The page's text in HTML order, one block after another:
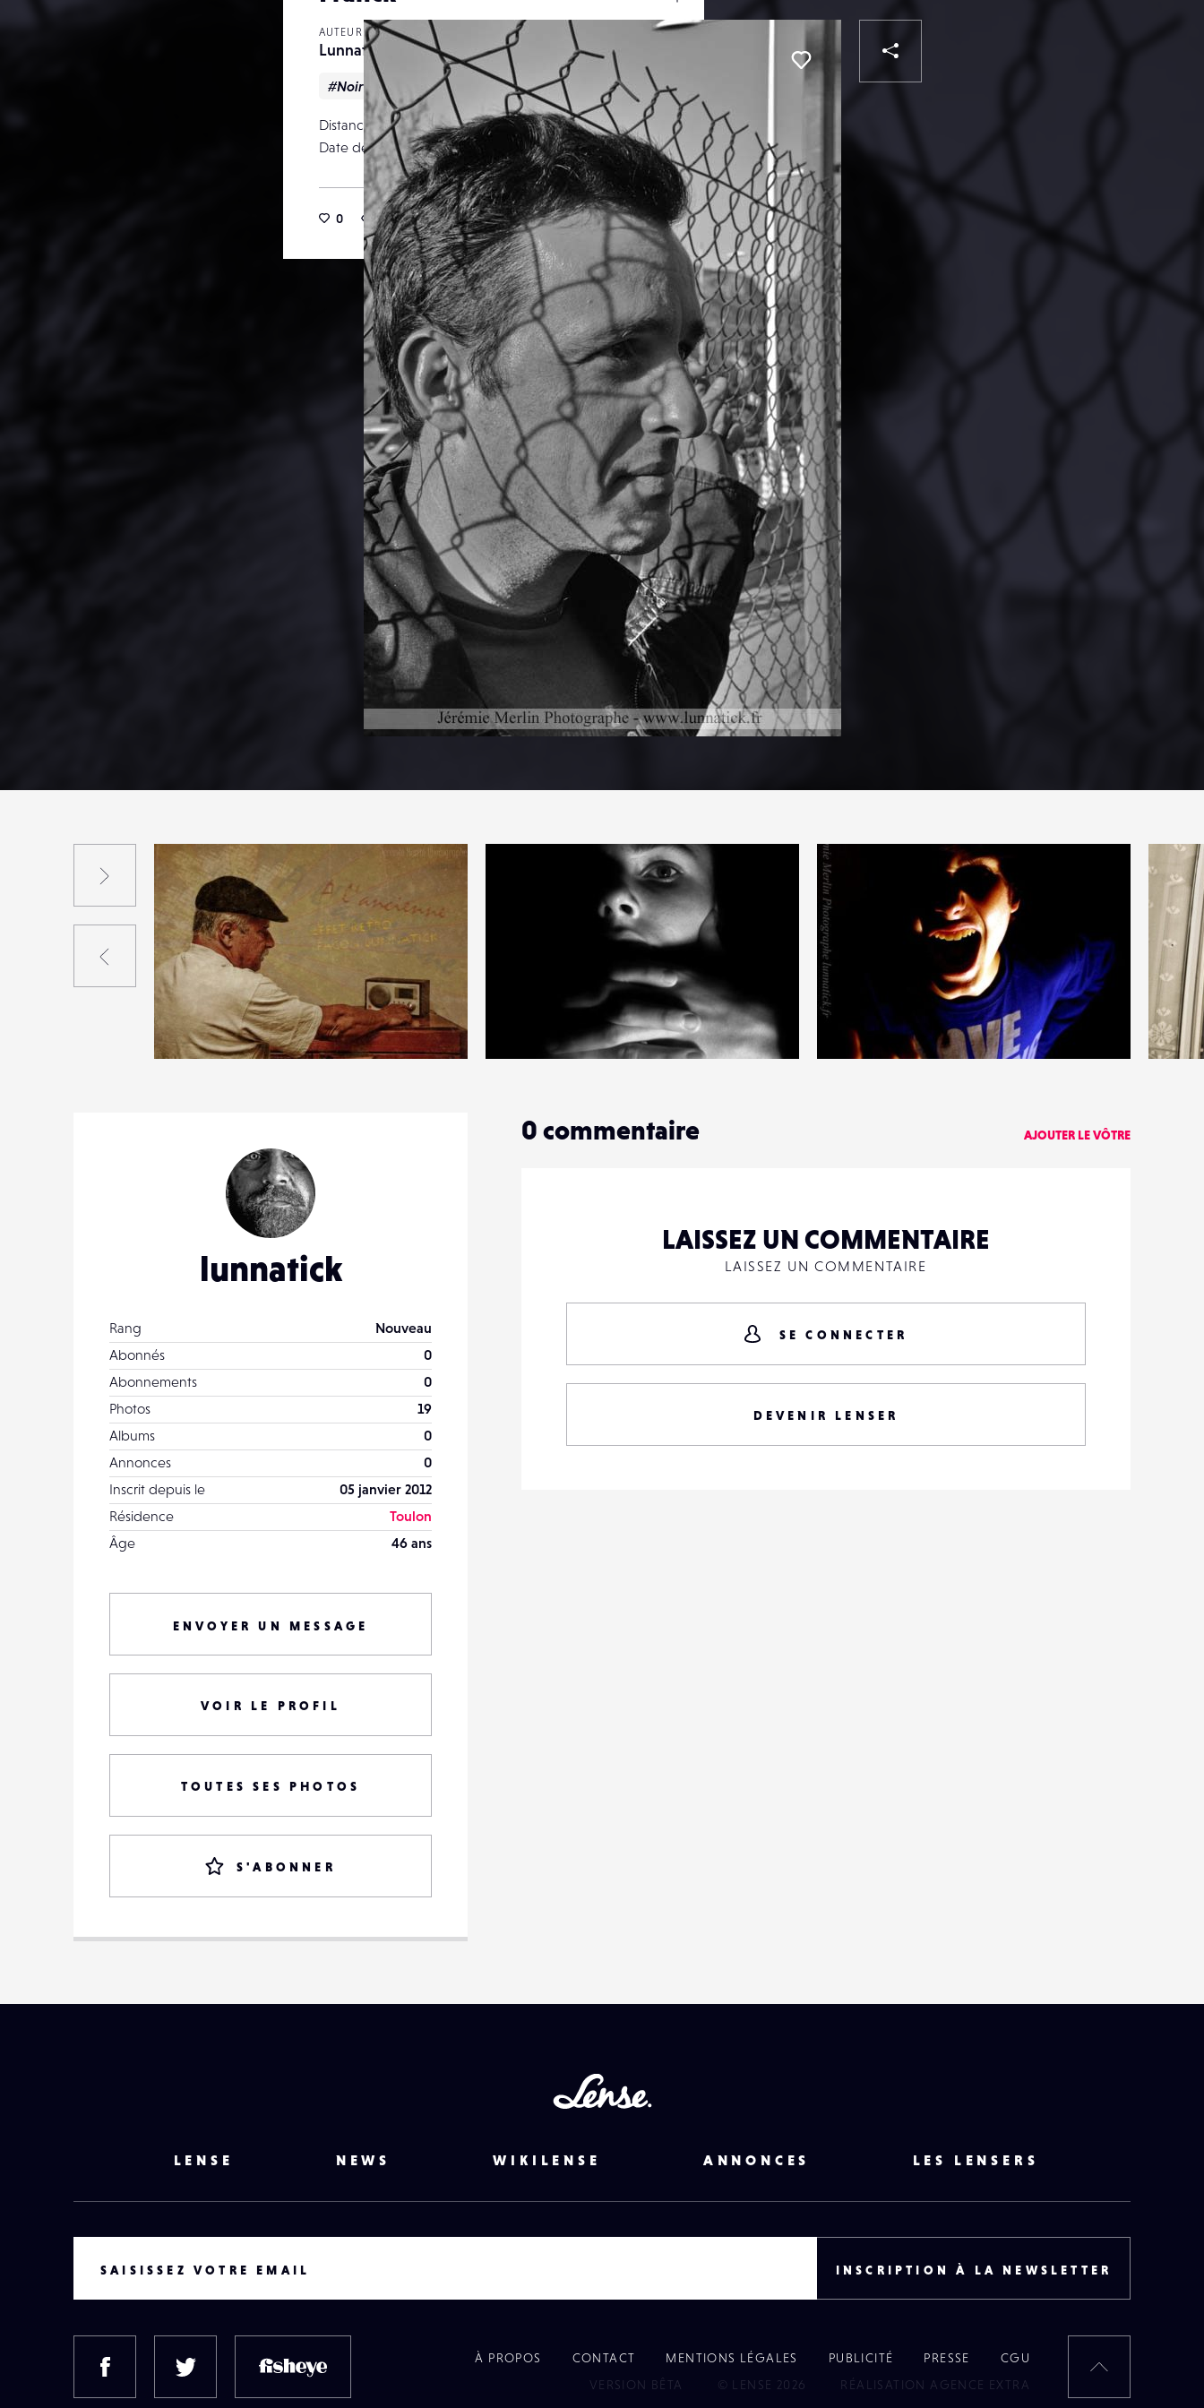
AUTEUR
Lunnatick
#Noir & blanc #Portrait #Urbain
Distance focale
0 mm
Date de publication
05 janvier 2012
0 9 0
/
Liker
0
10 8
0
9
0
Suivant
Précédent
lunnatick
Rang
Nouveau
Abonnés
0
Abonnements
0
Photos
19
Albums
0
Annonces
0
Inscrit depuis le
05 janvier 2012
Résidence
Toulon
Âge
46 ans
ENVOYER UN MESSAGE
VOIR LE PROFIL
TOUTES SES PHOTOS
S'ABONNER
0 commentaire AJOUTER LE VÔTRE
LAISSEZ UN COMMENTAIRE
LAISSEZ UN COMMENTAIRE
SE CONNECTER
DEVENIR LENSER
LENSE NEWS WIKILENSE ANNONCES LES LENSERS
SAISISSEZ VOTRE EMAIL INSCRIPTION À LA NEWSLETTER
FACEBOOK TWITTER
À PROPOS CONTACT MENTIONS LÉGALES PUBLICITÉ PRESSE
CGU
VERSION BÊTA
© LENSE 2026 RÉALISATION AGENCE EXTRA